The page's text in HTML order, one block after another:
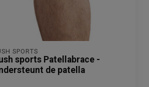
SPORTS
sports Patellabrace -
de patella